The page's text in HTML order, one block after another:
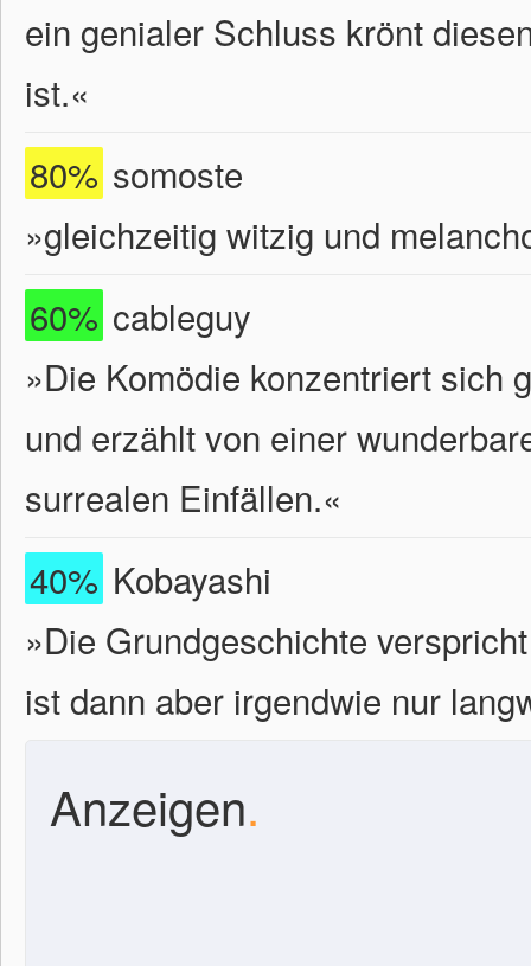
ein genialer Schluss krönt
ist.«
80% somoste
»gleichzeitig witzig und
60% cableguy
»Die Komödie konzentriert sich
und erzählt von einer
surrealen Einfällen.«
40% Kobayashi
»Die Grundgeschichte
ist dann aber irgendwie nur
Anzeigen.